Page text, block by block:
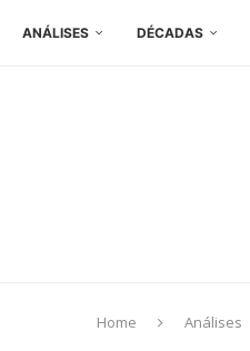
ANÁLISES DÉCADAS
Home Análises